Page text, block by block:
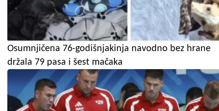
Osumnjičena 76-godišnjakinja navodno bez hrane
držala 79 pasa i šest mačaka